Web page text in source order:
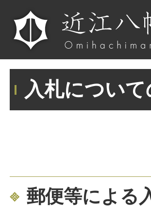
入札につい
郵便等による